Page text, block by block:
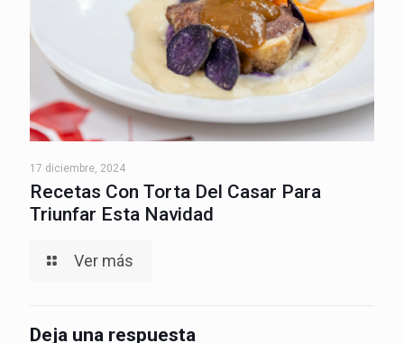
17 diciembre, 2024
Recetas Con Torta Del Casar Para
Triunfar Esta Navidad
Ver más
Deja una respuesta